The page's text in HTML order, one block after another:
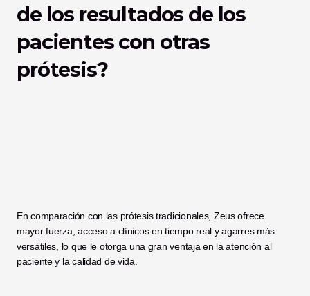
de los resultados de los
pacientes con otras
prótesis?
En comparación con las prótesis tradicionales, Zeus ofrece
mayor fuerza, acceso a clínicos en tiempo real y agarres más
versátiles, lo que le otorga una gran ventaja en la atención al
paciente y la calidad de vida.